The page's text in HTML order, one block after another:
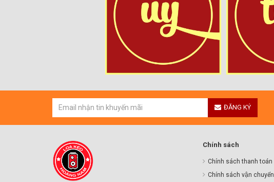
ĐĂNG KÝ
Chính sách
Chính sách thanh toán
Chính sách vận chuyển